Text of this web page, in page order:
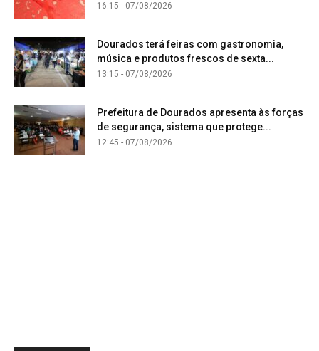
16:15 - 07/08/2026
Dourados terá feiras com gastronomia,
música e produtos frescos de sexta...
13:15 - 07/08/2026
Prefeitura de Dourados apresenta às forças
de segurança, sistema que protege...
12:45 - 07/08/2026